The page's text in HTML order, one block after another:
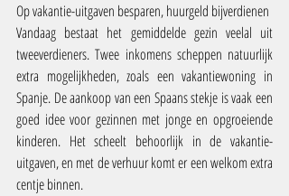
Op vakantie-uitgaven besparen, huurgeld bijverdienen
Vandaag bestaat het gemiddelde gezin veelal uit
tweeverdieners. Twee inkomens scheppen natuurlijk
extra mogelijkheden, zoals een vakantiewoning in
Spanje. De aankoop van een Spaans stekje is vaak een
goed idee voor gezinnen met jonge en opgroeiende
kinderen. Het scheelt behoorlijk in de vakantie-
uitgaven, en met de verhuur komt er een welkom extra
centje binnen.